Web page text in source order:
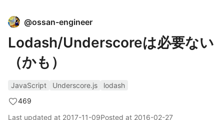
@ossan-engineer
Lodash/Underscoreは必要ない
（かも）
JavaScript Underscore.js
lodash
469
Last updated at 2017-11-09Posted at 2016-02-27